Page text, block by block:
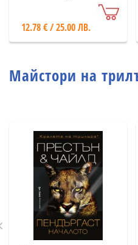
12.78 € / 25.00 ЛВ.
Майстори на